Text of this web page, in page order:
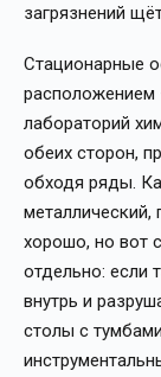
загрязнений
Стационарные
расположением
лабораторий
обеих сторон,
обходя ряды.
хорошо, но вот
отдельно: если
внутрь и
столы с